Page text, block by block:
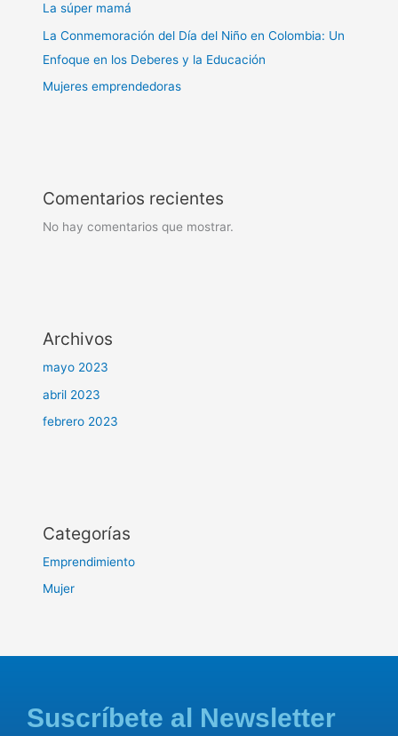
La súper mamá
La Conmemoración del Día del Niño en Colombia: Un
Enfoque en los Deberes y la Educación
Mujeres emprendedoras
Comentarios recientes
No hay comentarios que mostrar.
Archivos
mayo 2023
abril 2023
febrero 2023
Categorías
Emprendimiento
Mujer
Suscríbete al Newsletter